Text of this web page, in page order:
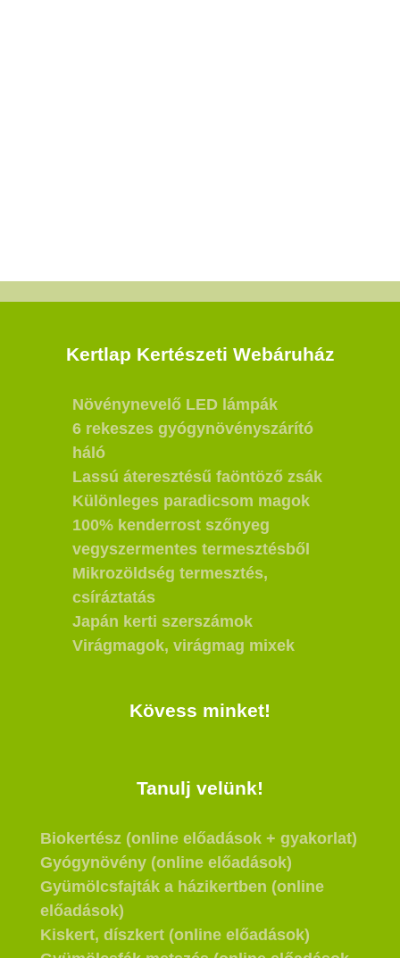
Kertlap Kertészeti Webáruház
Növénynevelő LED lámpák
6 rekeszes gyógynövényszárító
háló
Lassú áteresztésű faöntöző zsák
Különleges paradicsom magok
100% kenderrost szőnyeg
vegyszermentes termesztésből
Mikrozöldség termesztés,
csíráztatás
Japán kerti szerszámok
Virágmagok, virágmag mixek
Kövess minket!
Tanulj velünk!
Biokertész (online előadások + gyakorlat)
Gyógynövény (online előadások)
Gyümölcsfajták a házikertben (online
előadások)
Kiskert, díszkert (online előadások)